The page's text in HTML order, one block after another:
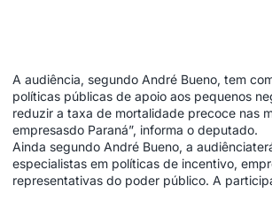
A audiência, segundo André Bueno, tem
políticas públicas de apoio aos pequenos
reduzir a taxa de mortalidade precoce nas
empresasdo Paraná”, informa o deputado.
Ainda segundo André Bueno, a
especialistas em políticas de incentivo,
representativas do poder público. A